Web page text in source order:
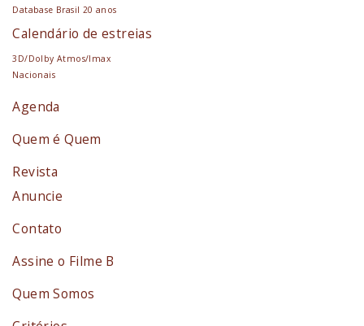
Database Brasil 20 anos
Calendário de estreias
3D/Dolby Atmos/Imax
Nacionais
Agenda
Quem é Quem
Revista
Anuncie
Contato
Assine o Filme B
Quem Somos